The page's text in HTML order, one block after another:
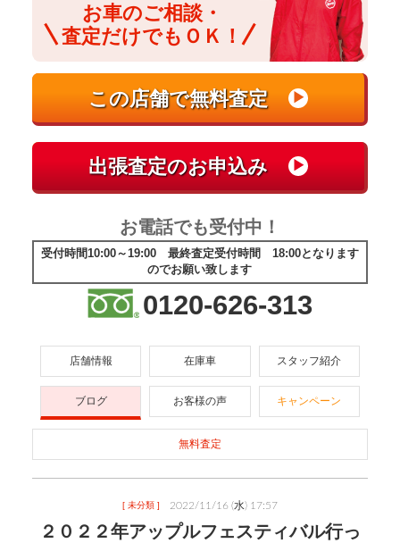
お車のご相談・
査定だけでもＯＫ！
お電話でも受付中！
受付時間10:00～19:00 最終査定受付時間 18:00となります
のでお願い致します
0120-626-313
店舗情報 在庫車 スタッフ紹介
ブログ お客様の声 キャンペーン
無料査定
[ 未分類 ] 2022/11/16 (水) 17:57
２０２２年アップルフェスティバル行っ